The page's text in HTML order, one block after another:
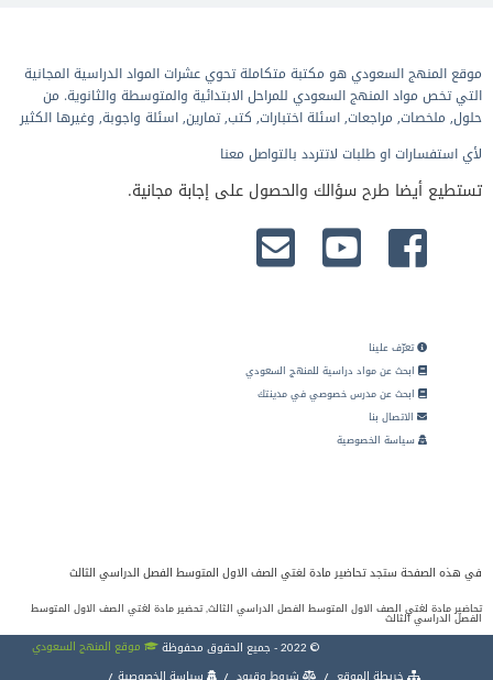
موقع المنهج السعودي هو مكتبة متكاملة تحوي عشرات المواد الدراسية المجانية
التي تخص مواد المنهج السعودي للمراحل الابتدائية والمتوسطة والثانوية. من
حلول, ملخصات, مراجعات, اسئلة اختبارات, كتب, تمارين, اسئلة واجوبة, وغيرها الكثير
لأي استفسارات او طلبات لاتتردد بالتواصل معنا
تستطيع أيضا طرح سؤالك والحصول على إجابة مجانية.
تعرّف علينا
ابحث عن مواد دراسية للمنهج السعودي
ابحث عن مدرس خصوصي في مدينتك
الاتصال بنا
سياسة الخصوصية
في هذه الصفحة ستجد تحاضير مادة لغتي الصف الاول المتوسط الفصل الدراسي الثالث
تحاضير مادة لغتي الصف الاول المتوسط الفصل الدراسي الثالث, تحضير مادة لغتي الصف الاول المتوسط
الفصل الدراسي الثالث
© 2022 - جميع الحقوق محفوظة
موقع المنهج السعودي